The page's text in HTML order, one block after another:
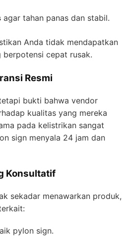
agar tahan panas dan stabil.
Anda tidak mendapatkan
berpotensi cepat rusak.
Resmi
bukti bahwa vendor
kualitas yang mereka
pada kelistrikan sangat
sign menyala 24 jam dan
Konsultatif
sekadar menawarkan produk,
pylon sign.